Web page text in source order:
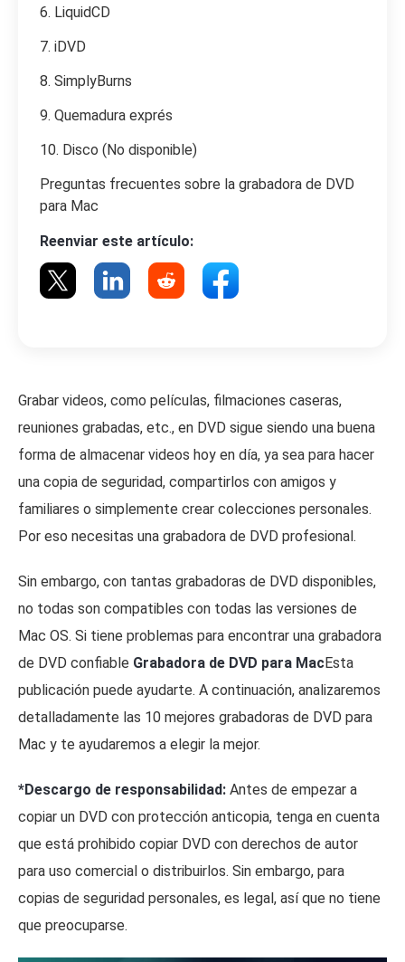
6. LiquidCD
7. iDVD
8. SimplyBurns
9. Quemadura exprés
10. Disco (No disponible)
Preguntas frecuentes sobre la grabadora de DVD
para Mac
Reenviar este artículo:
Grabar videos, como películas, filmaciones caseras,
reuniones grabadas, etc., en DVD sigue siendo una buena
forma de almacenar videos hoy en día, ya sea para hacer
una copia de seguridad, compartirlos con amigos y
familiares o simplemente crear colecciones personales.
Por eso necesitas una grabadora de DVD profesional.
Sin embargo, con tantas grabadoras de DVD disponibles,
no todas son compatibles con todas las versiones de
Mac OS. Si tiene problemas para encontrar una grabadora
de DVD confiable Grabadora de DVD para MacEsta
publicación puede ayudarte. A continuación, analizaremos
detalladamente las 10 mejores grabadoras de DVD para
Mac y te ayudaremos a elegir la mejor.
*Descargo de responsabilidad: Antes de empezar a
copiar un DVD con protección anticopia, tenga en cuenta
que está prohibido copiar DVD con derechos de autor
para uso comercial o distribuirlos. Sin embargo, para
copias de seguridad personales, es legal, así que no tiene
que preocuparse.